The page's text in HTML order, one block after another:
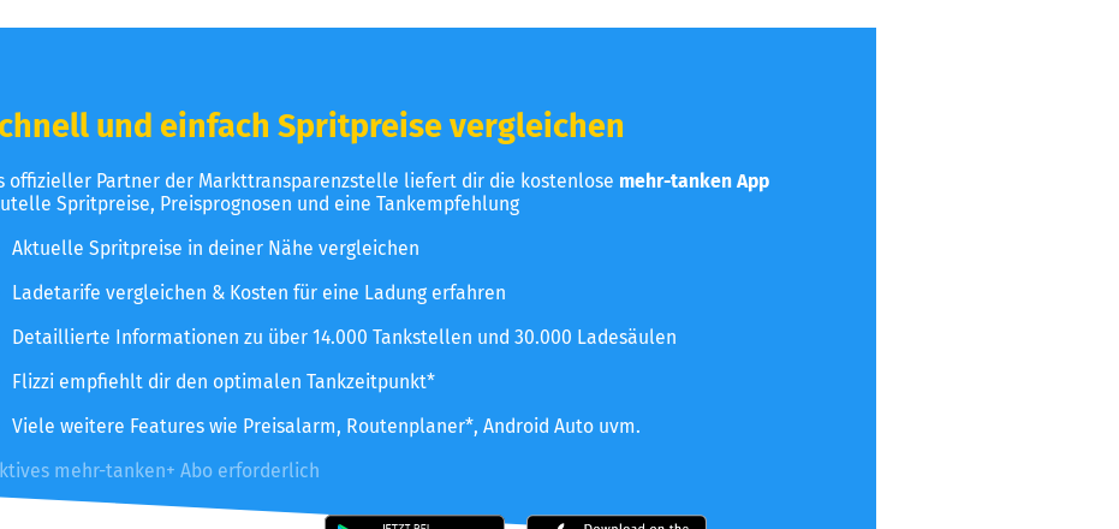
und einfach Spritpreise vergleichen
offizieller Partner der Markttransparenzstelle liefert dir die kostenlose mehr-tanken App
Spritpreise, Preisprognosen und eine Tankempfehlung
Aktuelle Spritpreise in deiner Nähe vergleichen
Ladetarife vergleichen & Kosten für eine Ladung erfahren
Detaillierte Informationen zu über 14.000 Tankstellen und 30.000 Ladesäulen
Flizzi empfiehlt dir den optimalen Tankzeitpunkt*
Viele weitere Features wie Preisalarm, Routenplaner*, Android Auto uvm.
mehr-tanken+ Abo erforderlich